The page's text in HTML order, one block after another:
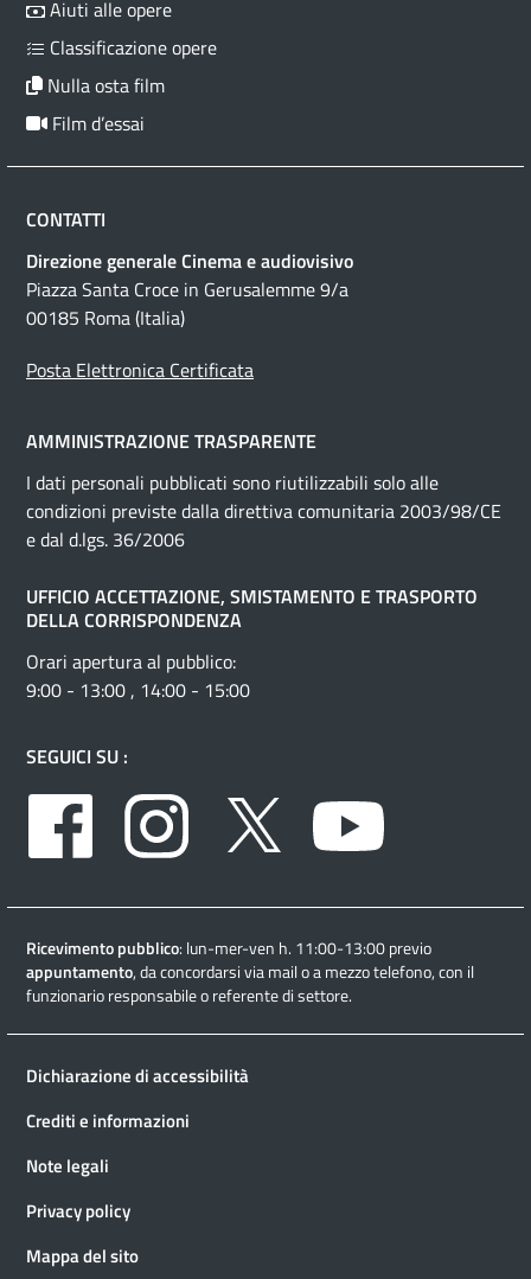
Aiuti alle opere
Classificazione opere
Nulla osta film
Film d’essai
CONTATTI
Direzione generale Cinema e audiovisivo
Piazza Santa Croce in Gerusalemme 9/a
00185 Roma (Italia)
Posta Elettronica Certificata
AMMINISTRAZIONE TRASPARENTE
I dati personali pubblicati sono riutilizzabili solo alle
condizioni previste dalla direttiva comunitaria 2003/98/CE
e dal d.lgs. 36/2006
UFFICIO ACCETTAZIONE, SMISTAMENTO E TRASPORTO
DELLA CORRISPONDENZA
Orari apertura al pubblico:
9:00 - 13:00 , 14:00 - 15:00
SEGUICI SU :
Facebook
Instagram Twitter
Ricevimento pubblico: lun-mer-ven h. 11:00-13:00 previo
appuntamento, da concordarsi via mail o a mezzo telefono, con il
funzionario responsabile o referente di settore.
Dichiarazione di accessibilità
Crediti e informazioni
Note legali
Privacy policy
Mappa del sito